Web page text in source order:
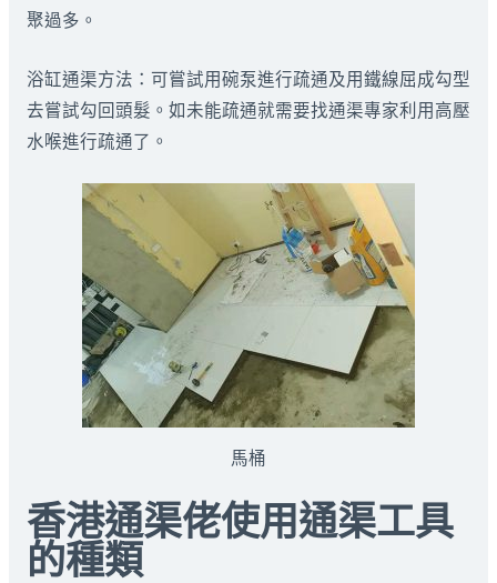
聚過多。
浴缸通渠方法：可嘗試用碗泵進行疏通及用鐵線屈成勾型
去嘗試勾回頭髮。如未能疏通就需要找通渠專家利用高壓
水喉進行疏通了。
馬桶
香港通渠佬使用通渠工具
的種類